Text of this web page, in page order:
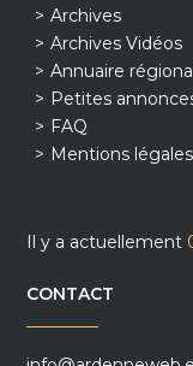
Archives
Archives Vidéos
Annuaire
Petites
FAQ
Mentions légales
Il y a actuellement
CONTACT